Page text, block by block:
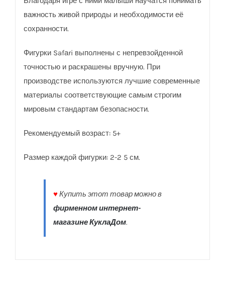
важность живой природы и необходимости её
сохранности.
Фигурки Safаri выполнены с непревзойденной
точностью и раскрашены вручную. При
производстве используются лучшие современные
материалы соответствующие самым строгим
мировым стандартам безопасности.
Рекомендуемый возраст: 5+
Размер каждой фигурки: 2-2 5 см.
♥Купить этот товар можно в
фирменном интернет-
магазине КуклаДом.